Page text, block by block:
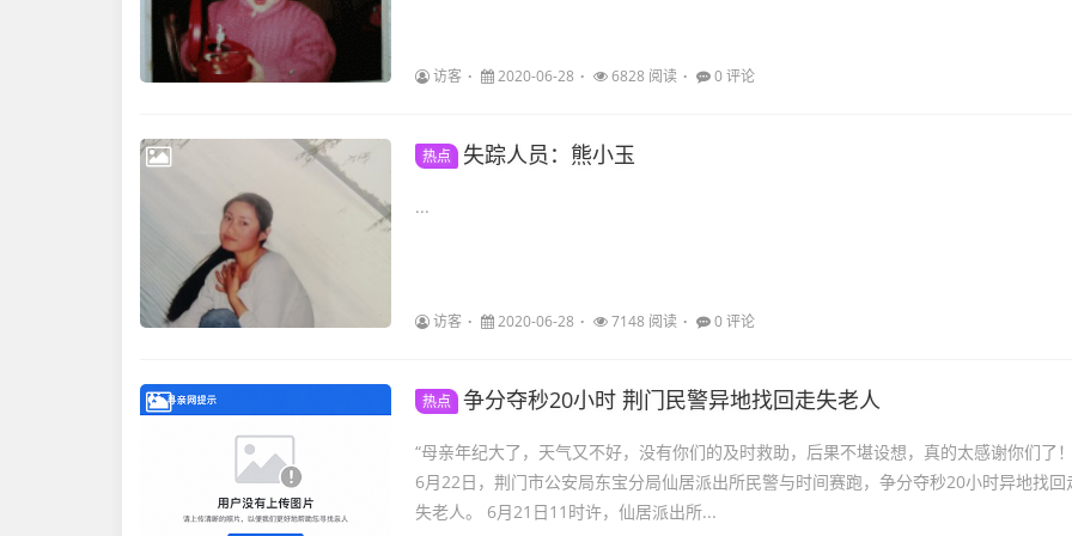
访客 2020-06-28 6828 阅读 0 评论
热点 失踪人员：熊小玉
...
访客 2020-06-28 7148 阅读 0 评论
热点 争分夺秒20小时 荆门民警异地找回走失老人
“母亲年纪大了，天气又不好，没有你们的及时救助，后果不堪设想，真的太感谢你们了
6月22日，荆门市公安局东宝分局仙居派出所民警与时间赛跑，争分夺秒20小时异地找回
失老人。 6月21日11时许，仙居派出所...